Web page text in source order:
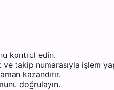
kontrol edin.
takip numarasıyla işlem
kazandırır.
doğrulayın.